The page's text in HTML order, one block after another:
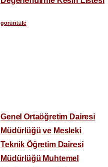
görüntüle
Genel Ortaöğretim Dairesi
Müdürlüğü ve Mesleki
Teknik Öğretim Dairesi
Müdürlüğü Muhtemel